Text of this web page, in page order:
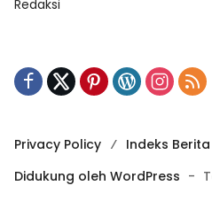
Redaksi
Privacy Policy Indeks Berita
Didukung oleh WordPress -